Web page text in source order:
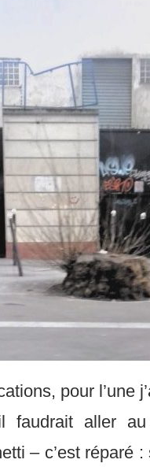
pour l’une
faudrait aller
– c’est réparé